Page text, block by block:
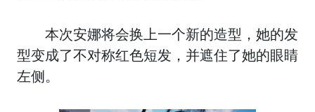
本次安娜将会换上一个新的造型，她的发
型变成了不对称红色短发，并遮住了她的眼睛
左侧。